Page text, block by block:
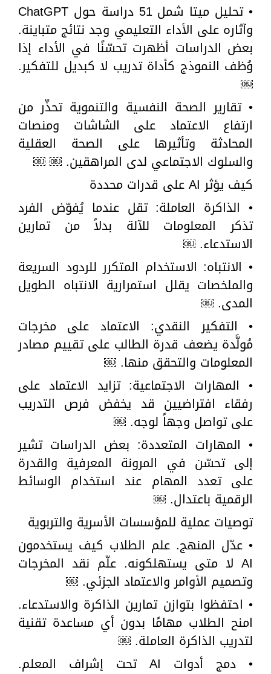
• تحليل ميتا شمل 51 دراسة حول ChatGPT
وآثاره على الأداء التعليمي وجد نتائج متباينة.
بعض الدراسات أظهرت تحسّنًا في الأداء إذا
وُظف النموذج كأداة تدريب لا كبديل للتفكير.
￼
• تقارير الصحة النفسية والتنموية تحذّر من
ارتفاع الاعتماد على الشاشات ومنصات
المحادثة وتأثيرها على الصحة العقلية
والسلوك الاجتماعي لدى المراهقين. ￼ ￼
كيف يؤثر AI على قدرات محددة
• الذاكرة العاملة: تقل عندما يُفوّض الفرد
تذكر المعلومات للآلة بدلاً من تمارين
الاستدعاء. ￼
• الانتباه: الاستخدام المتكرر للردود السريعة
والملخصات يقلل استمرارية الانتباه الطويل
المدى. ￼
• التفكير النقدي: الاعتماد على مخرجات
مُولَّدة يضعف قدرة الطالب على تقييم مصادر
المعلومات والتحقق منها. ￼
• المهارات الاجتماعية: تزايد الاعتماد على
رفقاء افتراضيين قد يخفض فرص التدريب
على تواصل وجهاً لوجه. ￼
• المهارات المتعددة: بعض الدراسات تشير
إلى تحسّن في المرونة المعرفية والقدرة
على تعدد المهام عند استخدام الوسائط
الرقمية باعتدال. ￼
توصيات عملية للمؤسسات الأسرية والتربوية
• عدّل المنهج. علم الطلاب كيف يستخدمون
AI لا متى يستهلكونه. علّم نقد المخرجات
وتصميم الأوامر والاعتماد الجزئي. ￼
• احتفظوا بتوازن تمارين الذاكرة والاستدعاء.
امنح الطلاب مهامًا بدون أي مساعدة تقنية
لتدريب الذاكرة العاملة. ￼
• دمج أدوات AI تحت إشراف المعلم.